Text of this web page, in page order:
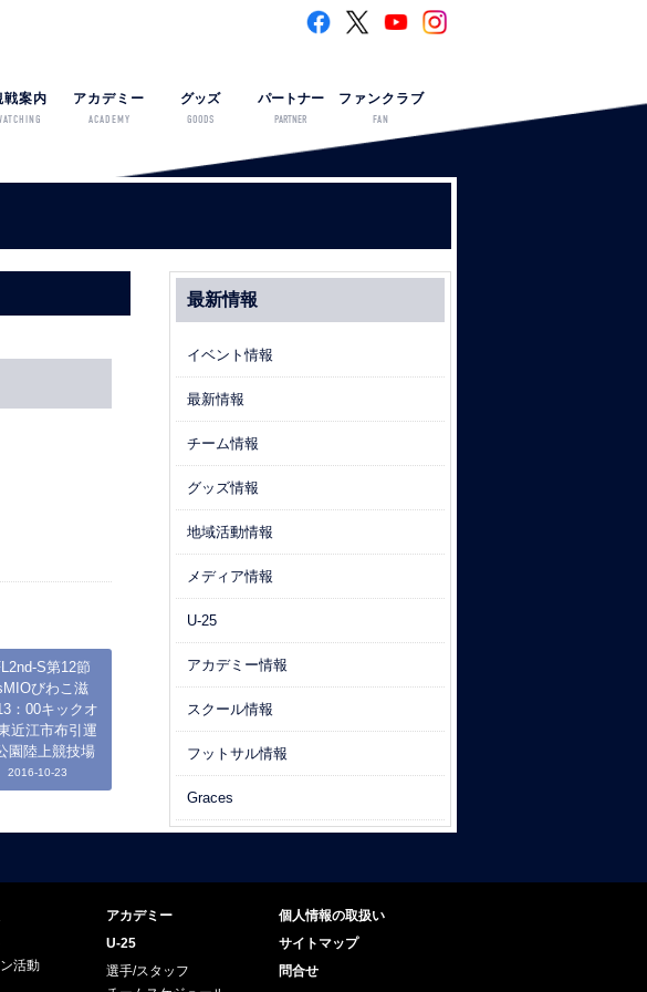
戦案内 アカデミー
ACADEMY
グッズ
GOODS
パートナー
PARTNER
ファンクラブ
FAN
S第12節
びわこ滋
：00キックオ
近江市布引運
園陸上競技場
2016-10-23
最新情報
イベント情報
最新情報
チーム情報
グッズ情報
地域活動情報
メディア情報
U-25
アカデミー情報
スクール情報
フットサル情報
Graces
活動
アカデミー
U-25
選手/スタッフ
個人情報の取扱い
サイトマップ
問合せ